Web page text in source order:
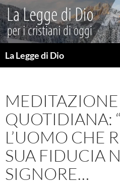
Vai
al
contenuto
La Legge di Dio
MEDITAZIONE
QUOTIDIANA:
L’UOMO CHE
SUA FIDUCIA
SIGNORE…